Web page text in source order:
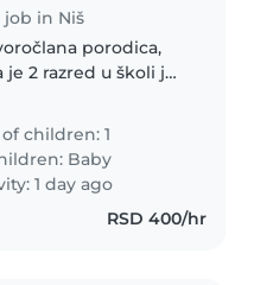
in Niš
porodica,
je 2 razred u školi je
dadilja za čuvanje od
odgovornu
iskustva..
children: 1
Baby
1 day ago
RSD 400/hr